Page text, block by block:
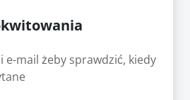
e-mail żeby sprawdzić, kiedy